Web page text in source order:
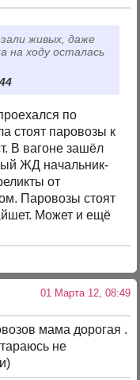
живых, даже
на ходу осталась
по
стоят паровозы к
В вагоне зашёл
ЖД начальник-
от
Паровозы стоят
Может и ещё
01 Марта 12, 08:49
мама дорогая .
не